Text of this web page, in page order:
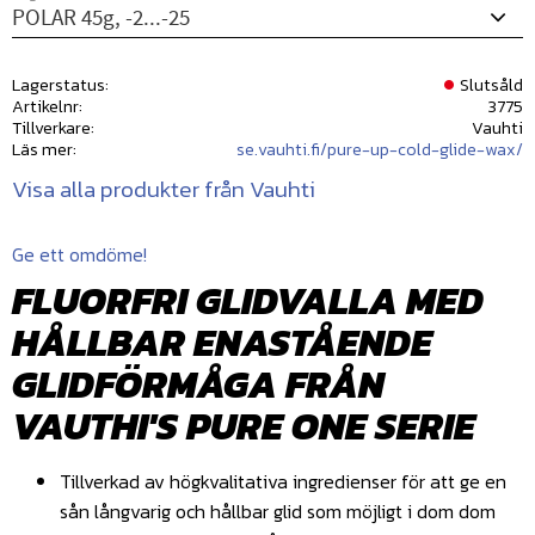
Lagerstatus
Slutsåld
Artikelnr
3775
Tillverkare
Vauhti
Läs mer
se.vauhti.fi/pure-up-cold-glide-wax/
Visa alla produkter från Vauhti
Ge ett omdöme!
FLUORFRI GLIDVALLA MED
HÅLLBAR ENASTÅENDE
GLIDFÖRMÅGA FRÅN
VAUTHI'S PURE ONE SERIE
Tillverkad av högkvalitativa ingredienser för att ge en
sån långvarig och hållbar glid som möjligt i dom dom